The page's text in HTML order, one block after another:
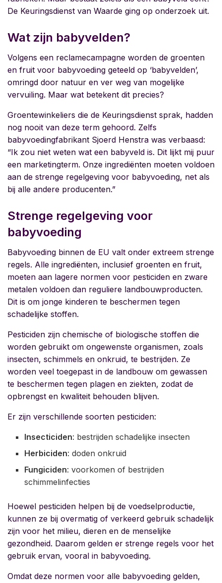
De Keuringsdienst van Waarde ging op onderzoek uit.
Wat zijn babyvelden?
Volgens een reclamecampagne worden de groenten
en fruit voor babyvoeding geteeld op ‘babyvelden’,
omringd door natuur en ver weg van mogelijke
vervuiling. Maar wat betekent dit precies?
Groentewinkeliers die de Keuringsdienst sprak, hadden
nog nooit van deze term gehoord. Zelfs
babyvoedingfabrikant Sjoerd Henstra was verbaasd:
“Ik zou niet weten wat een babyveld is. Dit lijkt mij puur
een marketingterm. Onze ingrediënten moeten voldoen
aan de strenge regelgeving voor babyvoeding, net als
bij alle andere producenten.”
Strenge regelgeving voor
babyvoeding
Babyvoeding binnen de EU valt onder extreem strenge
regels. Alle ingrediënten, inclusief groenten en fruit,
moeten aan lagere normen voor pesticiden en zware
metalen voldoen dan reguliere landbouwproducten.
Dit is om jonge kinderen te beschermen tegen
schadelijke stoffen.
Pesticiden zijn chemische of biologische stoffen die
worden gebruikt om ongewenste organismen, zoals
insecten, schimmels en onkruid, te bestrijden. Ze
worden veel toegepast in de landbouw om gewassen
te beschermen tegen plagen en ziekten, zodat de
opbrengst en kwaliteit behouden blijven.
Er zijn verschillende soorten pesticiden:
Insecticiden: bestrijden schadelijke insecten
Herbiciden: doden onkruid
Fungiciden: voorkomen of bestrijden
schimmelinfecties
Hoewel pesticiden helpen bij de voedselproductie,
kunnen ze bij overmatig of verkeerd gebruik schadelijk
zijn voor het milieu, dieren en de menselijke
gezondheid. Daarom gelden er strenge regels voor het
gebruik ervan, vooral in babyvoeding.
Omdat deze normen voor alle babyvoeding gelden,